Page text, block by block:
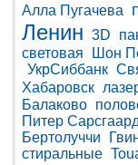
Алла Пугачева
Ленин 3D
световая
Шон
УкрСиббанк
Хабаровск
Балаково
Питер Сарсгаард
Бертолуччи
стиральные